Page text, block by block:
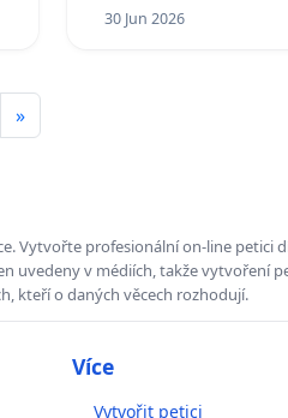
30 Jun 2026
»
Vytvořte profesionální on-line petici
uvedeny v médiích, takže vytvoření
kteří o daných věcech rozhodují.
Více
Vytvořit petici